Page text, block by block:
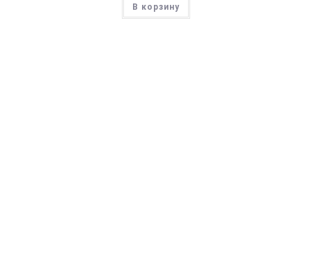
В корзину